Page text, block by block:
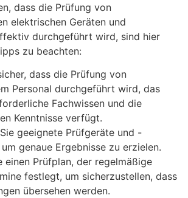
dass die Prüfung von
elektrischen Geräten und
durchgeführt wird, sind hier
zu beachten:
dass die Prüfung von
Personal durchgeführt wird, das
Fachwissen und die
Kenntnisse verfügt.
geeignete Prüfgeräte und -
genaue Ergebnisse zu erzielen.
einen Prüfplan, der regelmäßige
festlegt, um sicherzustellen, dass
übersehen werden.